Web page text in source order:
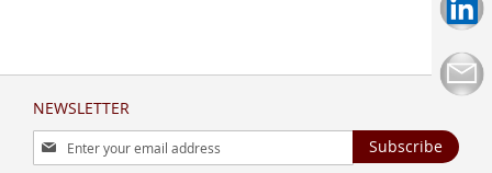
NEWSLETTER
Sign
Up
Subscribe